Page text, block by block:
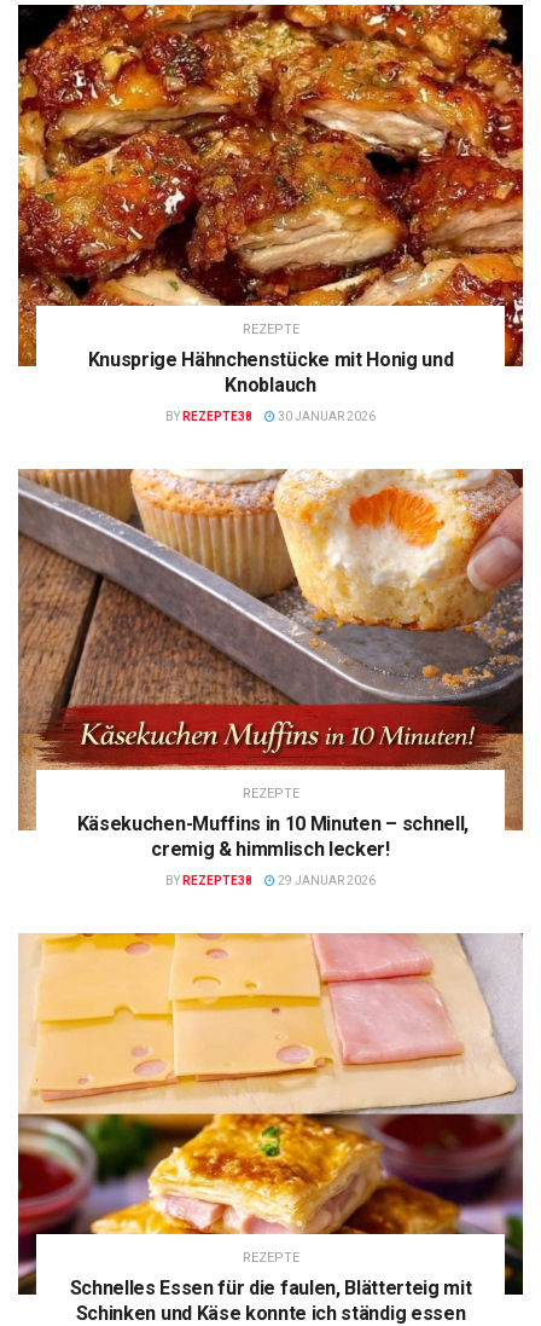
REZEPTE
Knusprige Hähnchenstücke mit Honig und
Knoblauch
BY REZEPTE38 30 JANUAR 2026
REZEPTE
Käsekuchen-Muffins in 10 Minuten – schnell,
cremig & himmlisch lecker!
BY REZEPTE38 29 JANUAR 2026
REZEPTE
Schnelles Essen für die faulen, Blätterteig mit
Schinken und Käse konnte ich ständig essen